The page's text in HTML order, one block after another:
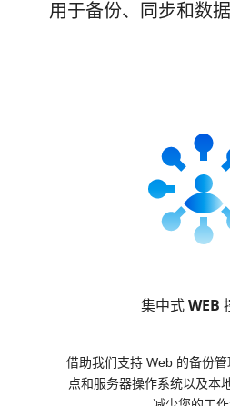
用于备份、同步和数
集中式 WEB
借助我们支持 Web 的备份
点和服务器操作系统以及本